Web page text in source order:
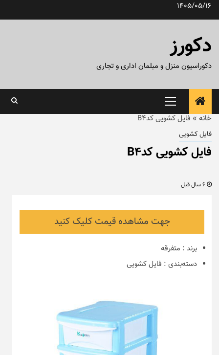
پرش1405/05/16
دکورز
دکوراسیون منزل و مبلمان اداری و تجاری
منوی
اصلی
خانه » فایل کشویی کدB4
فایل کشویی
فایل کشویی کدB4
جهت مشاهده قیمت کلیک کنید
برند : متفرقه
دسته‌بندی : فایل کشویی